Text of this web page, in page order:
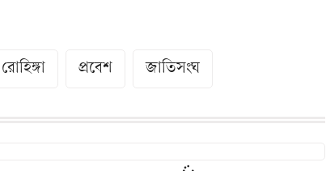
রোহিঙ্গা প্রবেশ জাতিসংঘ